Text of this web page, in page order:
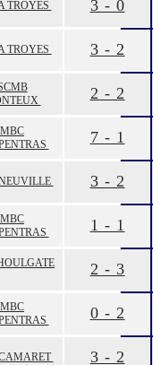
TROYES 3 - 0
TROYES 3 - 2
2 - 2
MBC
7 - 1
3 - 2
MBC
1 - 1
2 - 3
MBC
0 - 2
3 - 2